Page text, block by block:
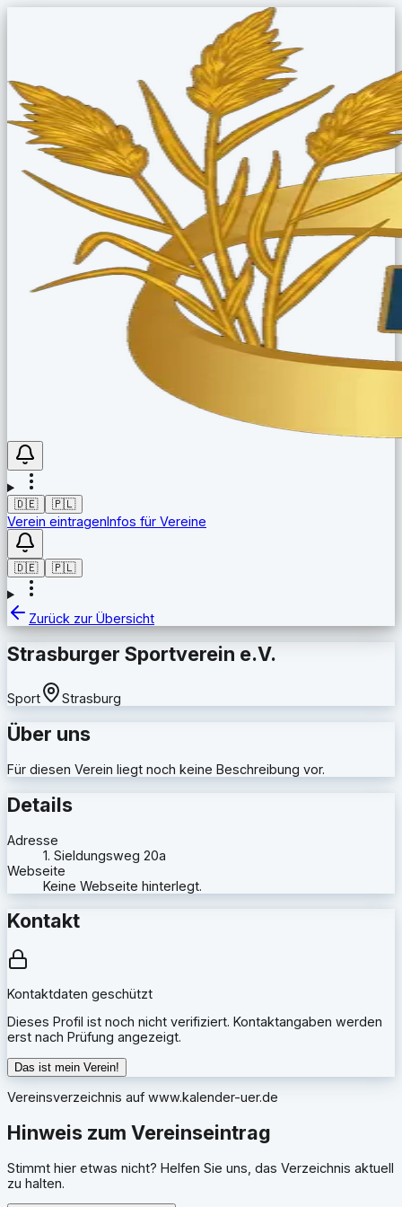
🇩🇪 🇵🇱
Verein eintragenInfos für Vereine
🇩🇪 🇵🇱
Zurück zur Übersicht
Strasburger Sportverein e.V.
Sport Strasburg
Über uns
Für diesen Verein liegt noch keine Beschreibung vor.
Details
Adresse
1. Sieldungsweg 20a
Webseite
Keine Webseite hinterlegt.
Kontakt
Kontaktdaten geschützt
Dieses Profil ist noch nicht verifiziert. Kontaktangaben werden
erst nach Prüfung angezeigt.
Das ist mein Verein!
Vereinsverzeichnis auf www.kalender-uer.de
Hinweis zum Vereinseintrag
Stimmt hier etwas nicht? Helfen Sie uns, das Verzeichnis aktuell
zu halten.